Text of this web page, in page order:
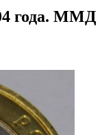
года. ММД